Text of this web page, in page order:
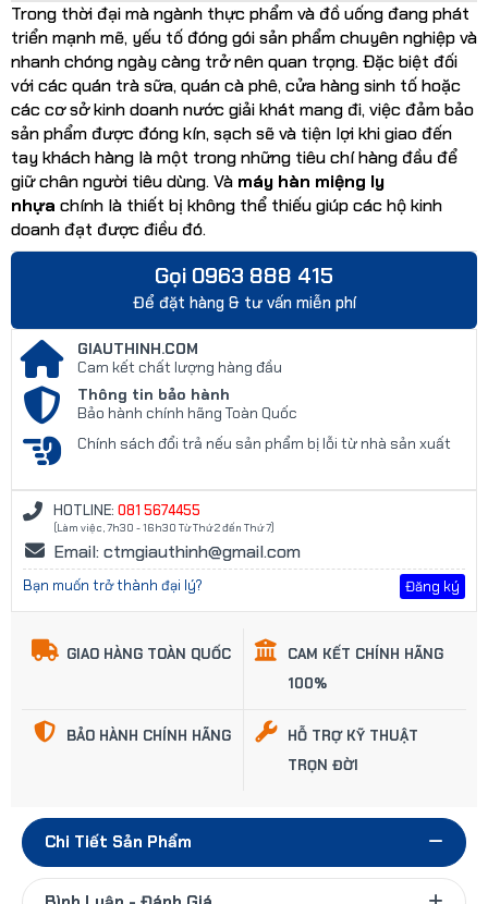
Trong thời đại mà ngành thực phẩm và đồ uống đang phát
triển mạnh mẽ, yếu tố đóng gói sản phẩm chuyên nghiệp và
nhanh chóng ngày càng trở nên quan trọng. Đặc biệt đối
với các quán trà sữa, quán cà phê, cửa hàng sinh tố hoặc
các cơ sở kinh doanh nước giải khát mang đi, việc đảm bảo
sản phẩm được đóng kín, sạch sẽ và tiện lợi khi giao đến
tay khách hàng là một trong những tiêu chí hàng đầu để
giữ chân người tiêu dùng. Và máy hàn miệng ly
nhựa chính là thiết bị không thể thiếu giúp các hộ kinh
doanh đạt được điều đó.
Gọi 0963 888 415
Để đặt hàng & tư vấn miễn phí
GIAUTHINH.COM
Cam kết chất lượng hàng đầu
Thông tin bảo hành
Bảo hành chính hãng Toàn Quốc
Chính sách đổi trả nếu sản phẩm bị lỗi từ nhà sản xuất
HOTLINE: 081 5674455
(Làm việc, 7h30 - 16h30 Từ Thứ 2 đến Thứ 7)
Email: ctmgiauthinh@gmail.com
Bạn muốn trở thành đại lý? Đăng ký
GIAO HÀNG TOÀN QUỐC
CAM KẾT CHÍNH HÃNG
100%
BẢO HÀNH CHÍNH HÃNG
HỖ TRỢ KỸ THUẬT
TRỌN ĐỜI
Chi Tiết Sản Phẩm